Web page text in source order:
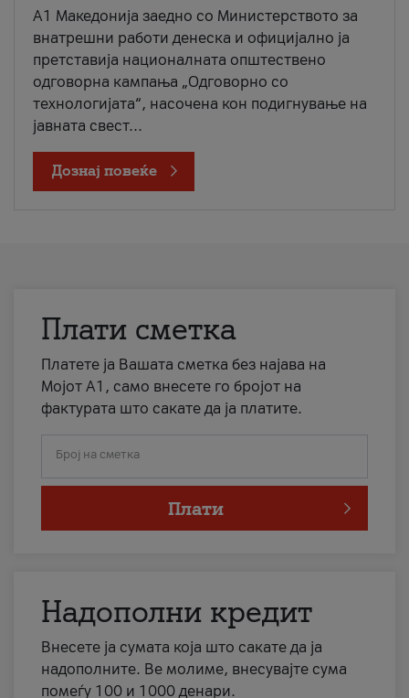
A1 Македонија заедно со Министерството за
внатрешни работи денеска и официјално ја
претставија националната општествено
одговорна кампања „Одговорно со
технологијата“, насочена кон подигнување на
јавната свест...
Дознај повеќе
Плати сметка
Платете ја Вашата сметка без најава на
Мојот А1, само внесете го бројот на
фактурата што сакате да ја платите.
Број на сметка
Плати
Надополни кредит
Внесете ја сумата која што сакате да ја
надополните. Ве молиме, внесувајте сума
помеѓу 100 и 1000 денари.